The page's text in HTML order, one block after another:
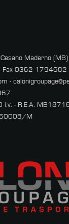
Maderno (MB)
Fax 0362 1794682
-
i.v. - R.E.A.
M